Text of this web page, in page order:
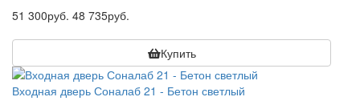
51 300руб. 48 735руб.
Купить
Входная дверь Соналаб 21 - Бетон светлый